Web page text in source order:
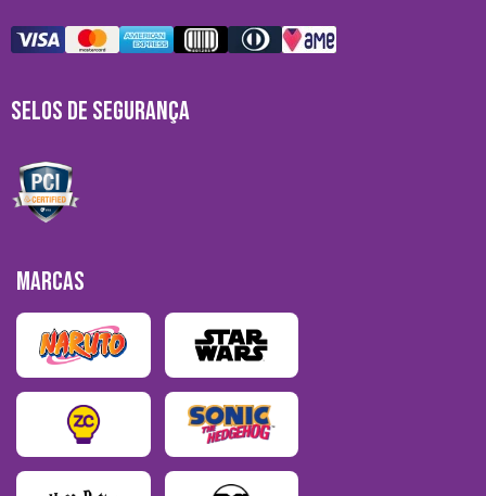
SELOS DE SEGURANÇA
MARCAS